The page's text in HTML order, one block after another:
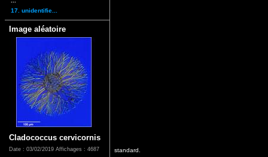
17. unidentifie...
Image aléatoire
Cladococcus cervicornis
Date : 03/02/2019 Affichages : 4687 standard.